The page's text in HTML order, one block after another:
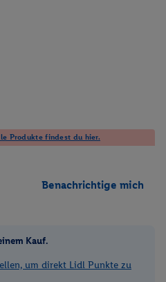
Produkte findest du hier.
Benachrichtige mich
Kauf.
um direkt Lidl Punkte zu